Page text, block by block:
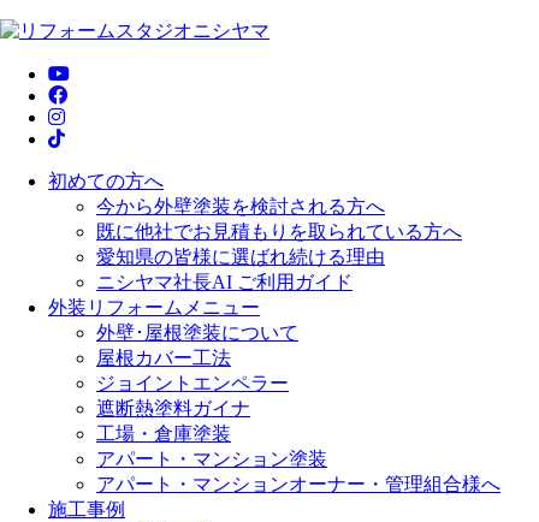
初めての方へ
今から外壁塗装を検討される方へ
既に他社でお見積もりを取られている方へ
愛知県の皆様に選ばれ続ける理由
ニシヤマ社長AI ご利用ガイド
外装リフォームメニュー
外壁･屋根塗装について
屋根カバー工法
ジョイントエンペラー
遮断熱塗料ガイナ
工場・倉庫塗装
アパート・マンション塗装
アパート・マンションオーナー・管理組合様へ
施工事例